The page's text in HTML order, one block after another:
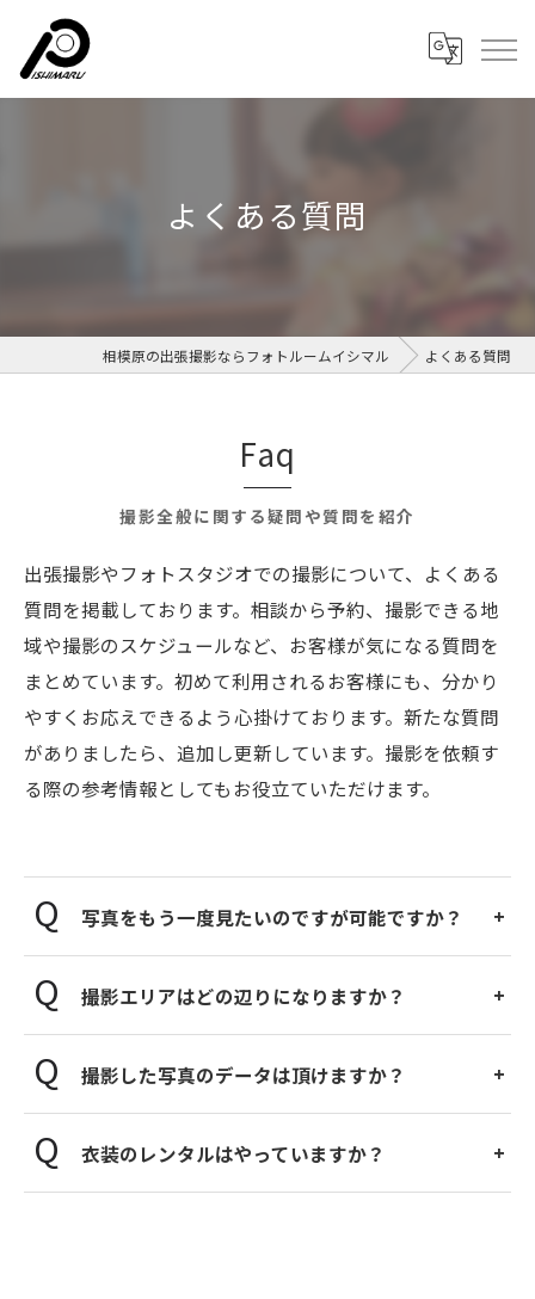
よくある質問
相模原の出張撮影ならフォトルームイシマル よくある質問
撮影全般に関する疑問や質問を紹介
Faq
出張撮影やフォトスタジオでの撮影について、よくある
質問を掲載しております。相談から予約、撮影できる地
域や撮影のスケジュールなど、お客様が気になる質問を
まとめています。初めて利用されるお客様にも、分かり
やすくお応えできるよう心掛けております。新たな質問
がありましたら、追加し更新しています。撮影を依頼す
る際の参考情報としてもお役立ていただけます。
写真をもう一度見たいのですが可能ですか？
撮影エリアはどの辺りになりますか？
撮影した写真のデータは頂けますか？
衣装のレンタルはやっていますか？